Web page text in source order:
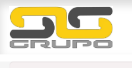
Ir al contenido